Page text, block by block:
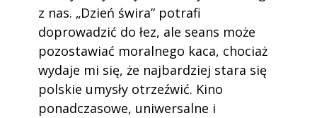
z nas. „Dzień świra” potrafi
doprowadzić do łez, ale seans może
pozostawiać moralnego kaca, chociaż
wydaje mi się, że najbardziej stara się
polskie umysły otrzeźwić. Kino
ponadczasowe, uniwersalne i